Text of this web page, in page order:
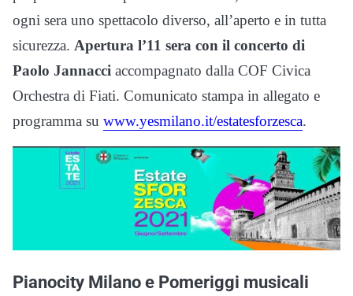
ogni sera uno spettacolo diverso, all’aperto e in tutta
sicurezza. Apertura l’11 sera con il concerto di
Paolo Jannacci accompagnato dalla COF Civica
Orchestra di Fiati. Comunicato stampa in allegato e
programma su www.yesmilano.it/estatesforzesca.
Pianocity Milano e Pomeriggi musicali